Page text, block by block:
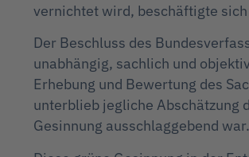
vernichtet wird, beschäftigte
Der Beschluss des
unabhängig, sachlich und
Erhebung und Bewertung des
unterblieb jegliche Abschätzung
Gesinnung ausschlaggebend war.